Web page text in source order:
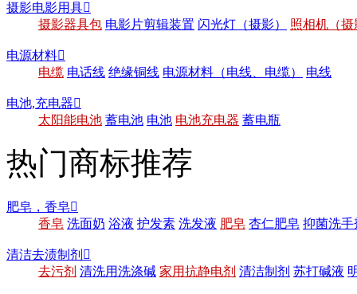
摄影电影用具
摄影器具包 电影片剪辑装置 闪光灯（摄影） 照相机（摄
电源材料
电缆 电话线 绝缘铜线 电源材料（电线、电缆） 电线
电池,充电器
太阳能电池 蓄电池 电池 电池充电器 蓄电瓶
热门商标推荐
肥皂，香皂
香皂 洗面奶 浴液 护发素 洗发液 肥皂 杏仁肥皂 抑菌洗手
清洁去渍制剂 
去污剂 清洗用洗涤碱 家用抗静电剂 清洁制剂 苏打碱液